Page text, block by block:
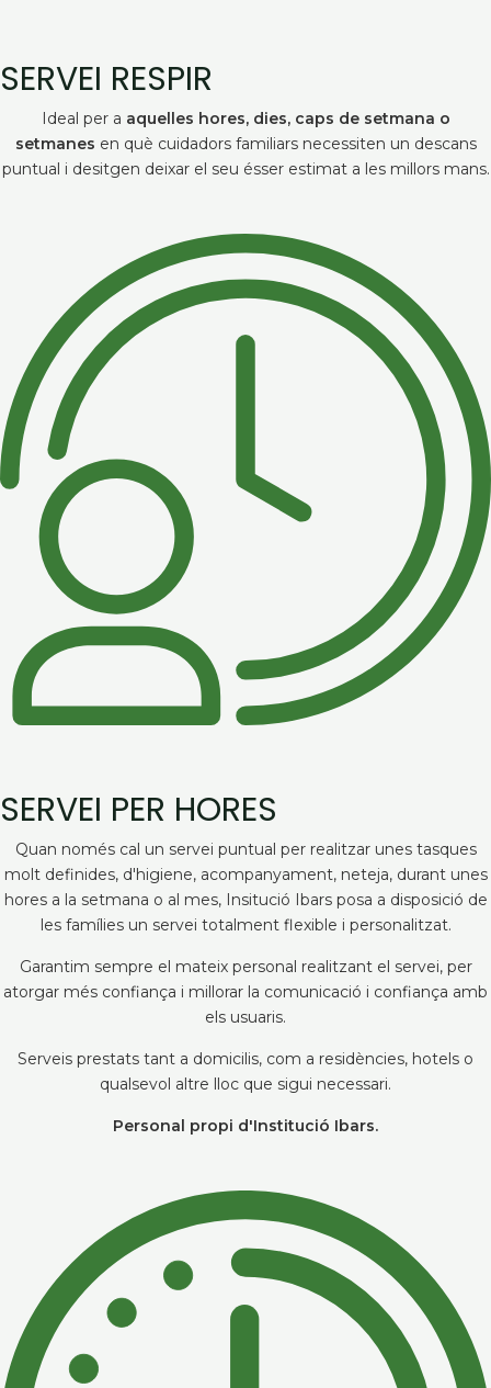
SERVEI RESPIR
Ideal per a aquelles hores, dies, caps de setmana o
setmanes en què cuidadors familiars necessiten un descans
puntual i desitgen deixar el seu ésser estimat a les millors mans.
SERVEI PER HORES
Quan només cal un servei puntual per realitzar unes tasques
molt definides, d'higiene, acompanyament, neteja, durant unes
hores a la setmana o al mes, Insitució Ibars posa a disposició de
les famílies un servei totalment flexible i personalitzat.
Garantim sempre el mateix personal realitzant el servei, per
atorgar més confiança i millorar la comunicació i confiança amb
els usuaris.
Serveis prestats tant a domicilis, com a residències, hotels o
qualsevol altre lloc que sigui necessari.
Personal propi d'Institució Ibars.